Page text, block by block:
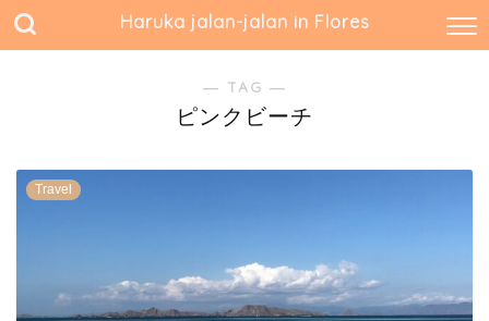
Haruka jalan-jalan in Flores
― TAG ―
ピンクビーチ
Travel